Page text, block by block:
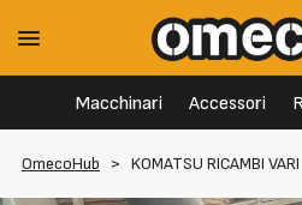
Macchinari Accessori
OmecoHub > KOMATSU RICAMBI VARI